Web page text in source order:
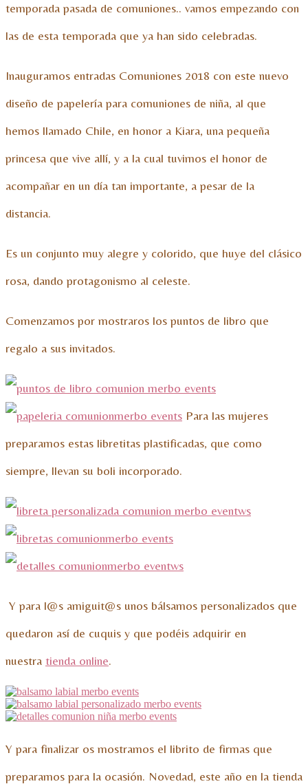
temporada pasada de comuniones.. vamos empezando con
las de esta temporada que ya han sido celebradas.
Inauguramos entradas Comuniones 2018 con este nuevo
diseño de papelería para comuniones de niña, al que
hemos llamado Chile, en honor a Kiara, una pequeña
princesa que vive allí, y a la cual tuvimos el honor de
acompañar en un día tan importante, a pesar de la
distancia.
Es un conjunto muy alegre y colorido, que huye del clásico
rosa, dando protagonismo al celeste.
Comenzamos por mostraros los puntos de libro que
regalo a sus invitados.
Para las mujeres
preparamos estas libretitas plastificadas, que como
siempre, llevan su boli incorporado.
Y para l@s amiguit@s unos bálsamos personalizados que
quedaron así de cuquis y que podéis adquirir en
nuestra tienda online.
Y para finalizar os mostramos el librito de firmas que
preparamos para la ocasión. Novedad, este año en la tienda